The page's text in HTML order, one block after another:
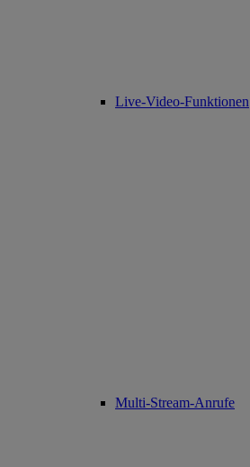
Live-Video-Funktionen
Multi-Stream-Anrufe